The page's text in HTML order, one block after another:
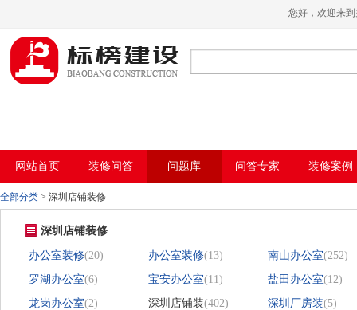
小黄片大全下载,小黄片应用下载,小黄片短
视频,下载小黄片免费
您好，欢迎
网站首页 装修问答 问题库 问答专家 装修案例
全部分类 > 深圳店铺装修
深圳店铺装修
办公室装修(20) 办公室装修(13) 南山办公室(252)
罗湖办公室(6) 宝安办公室(11) 盐田办公室(12)
龙岗办公室(2) 深圳店铺装(402) 深圳厂房装(5)